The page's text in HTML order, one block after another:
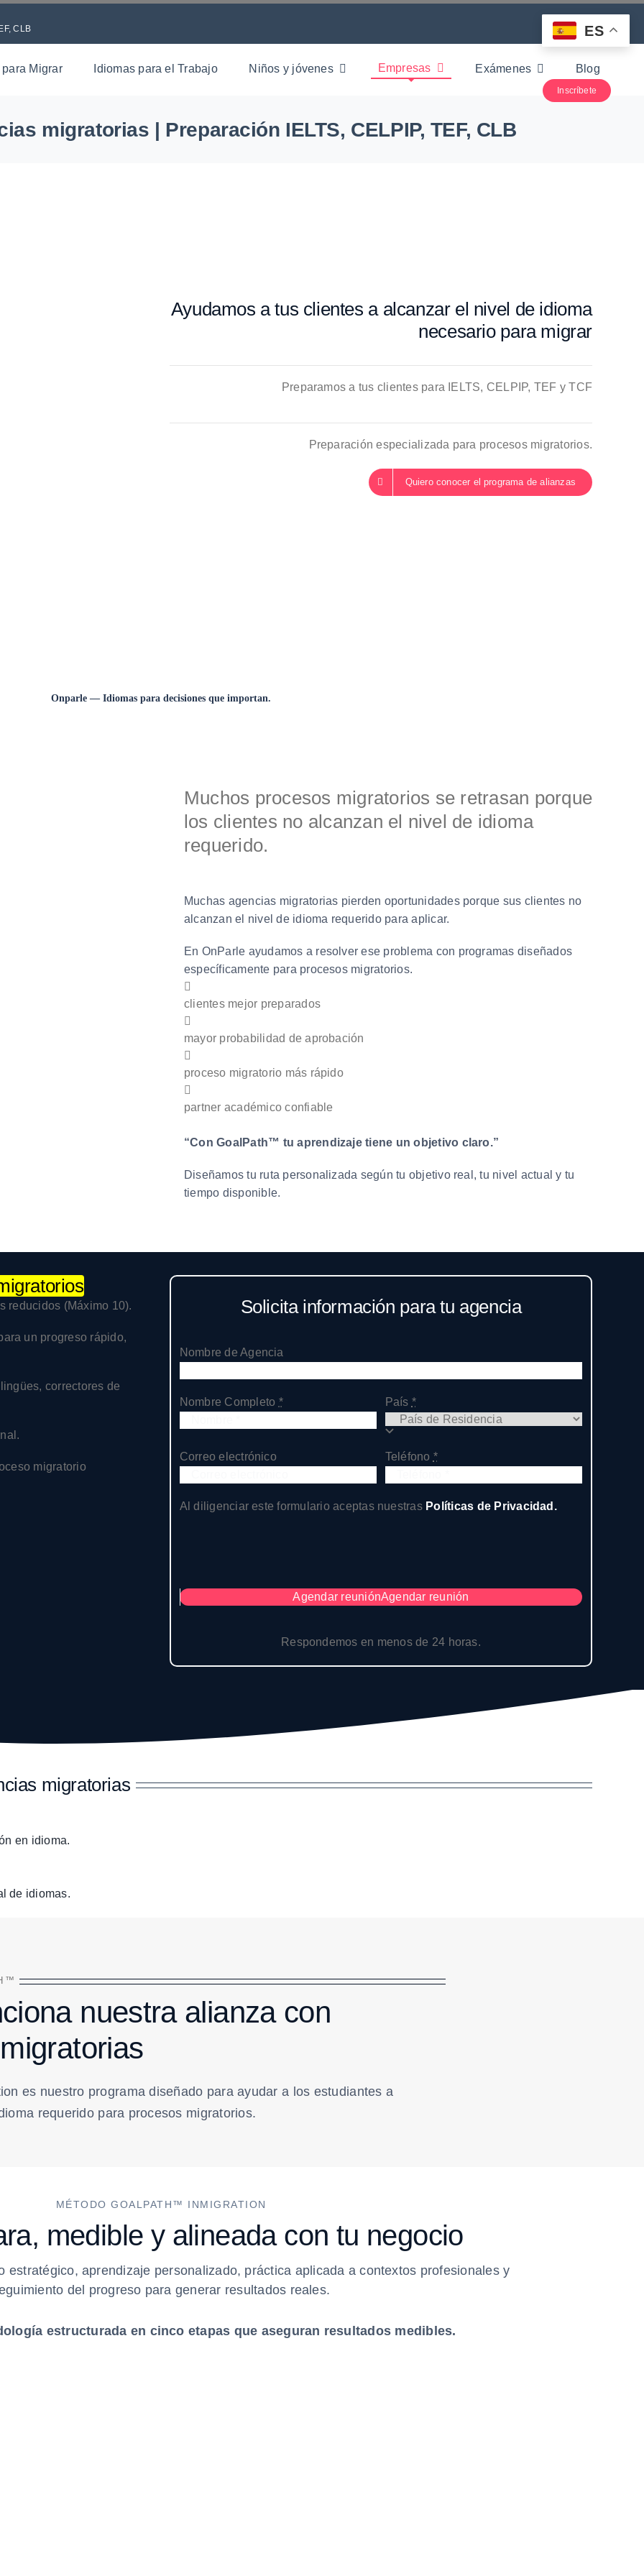
CLB
para Migrar Idiomas para el Trabajo Niños y jóvenes Empresas Exámenes
Blog
Inscríbete
migratorias | Preparación IELTS, CELPIP, TEF, CLB
Ayudamos a tus clientes a alcanzar el nivel de idioma
necesario para migrar
Preparamos a tus clientes para IELTS, CELPIP, TEF y TCF
Preparación especializada para procesos migratorios.
Quiero conocer el programa de alianzas
Onparle — Idiomas para decisiones que importan.
Muchos procesos migratorios se retrasan porque
los clientes no alcanzan el nivel de idioma
requerido.
Muchas agencias migratorias pierden oportunidades porque sus clientes no
alcanzan el nivel de idioma requerido para aplicar.
En OnParle ayudamos a resolver ese problema con programas diseñados
específicamente para procesos migratorios.
clientes mejor preparados
mayor probabilidad de aprobación
proceso migratorio más rápido
partner académico confiable
“Con GoalPath™ tu aprendizaje tiene un objetivo claro.”
Diseñamos tu ruta personalizada según tu objetivo real, tu nivel actual y tu
tiempo disponible.
reducidos (Máximo 10).
un progreso rápido,
correctores de
migratorio
Solicita información para tu agencia
Nombre de Agencia
Nombre Completo * País *
Correo electrónico Teléfono *
Al diligenciar este formulario aceptas nuestras Políticas de Privacidad.
Agendar reuniónAgendar reunión
Respondemos en menos de 24 horas.
migratorias
en idioma.
de idiomas.
nuestra alianza con
es nuestro programa diseñado para ayudar a los estudiantes a
requerido para procesos migratorios.
MÉTODO GOALPATH™ INMIGRATION
medible y alineada con tu negocio
aprendizaje personalizado, práctica aplicada a contextos profesionales y
del progreso para generar resultados reales.
estructurada en cinco etapas que aseguran resultados medibles.
ES